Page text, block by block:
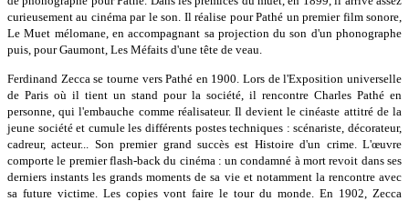
curieusement au cinéma par le son. Il réalise pour Pathé un premier film sonore,
Le Muet mélomane, en accompagnant sa projection du son d'un phonographe
puis, pour Gaumont, Les Méfaits d'une tête de veau.
Ferdinand Zecca se tourne vers Pathé en 1900. Lors de l'Exposition universelle
de Paris où il tient un stand pour la société, il rencontre Charles Pathé en
personne, qui l'embauche comme réalisateur. Il devient le cinéaste attitré de la
jeune société et cumule les différents postes techniques : scénariste, décorateur,
cadreur, acteur... Son premier grand succès est Histoire d'un crime. L'œuvre
comporte le premier flash-back du cinéma : un condamné à mort revoit dans ses
derniers instants les grands moments de sa vie et notamment la rencontre avec
sa future victime. Les copies vont faire le tour du monde. En 1902, Zecca